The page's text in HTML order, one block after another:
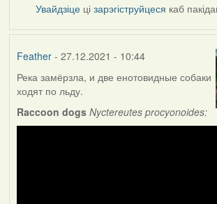
Увайдзіце цізарэгіструйцеся каб
Feather- 27.12.2021 - 10:44
Река замёрзла, и две енотовидные собаки
ходят по льду.
Raccoon dogs Nyctereutes procyonoides: